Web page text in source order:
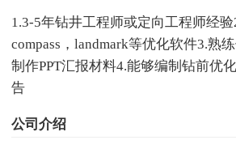
1.3-5年钻井工程师或定向工程师经验
compass，landmark等优化软件3.熟
制作PPT汇报材料4.能够编制钻前优
告
公司介绍